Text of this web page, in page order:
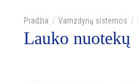
Vamzdynų sistemos
Lauko nuotekų